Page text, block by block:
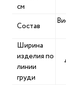
см
Состав
Ширина
изделия по
линии
груди